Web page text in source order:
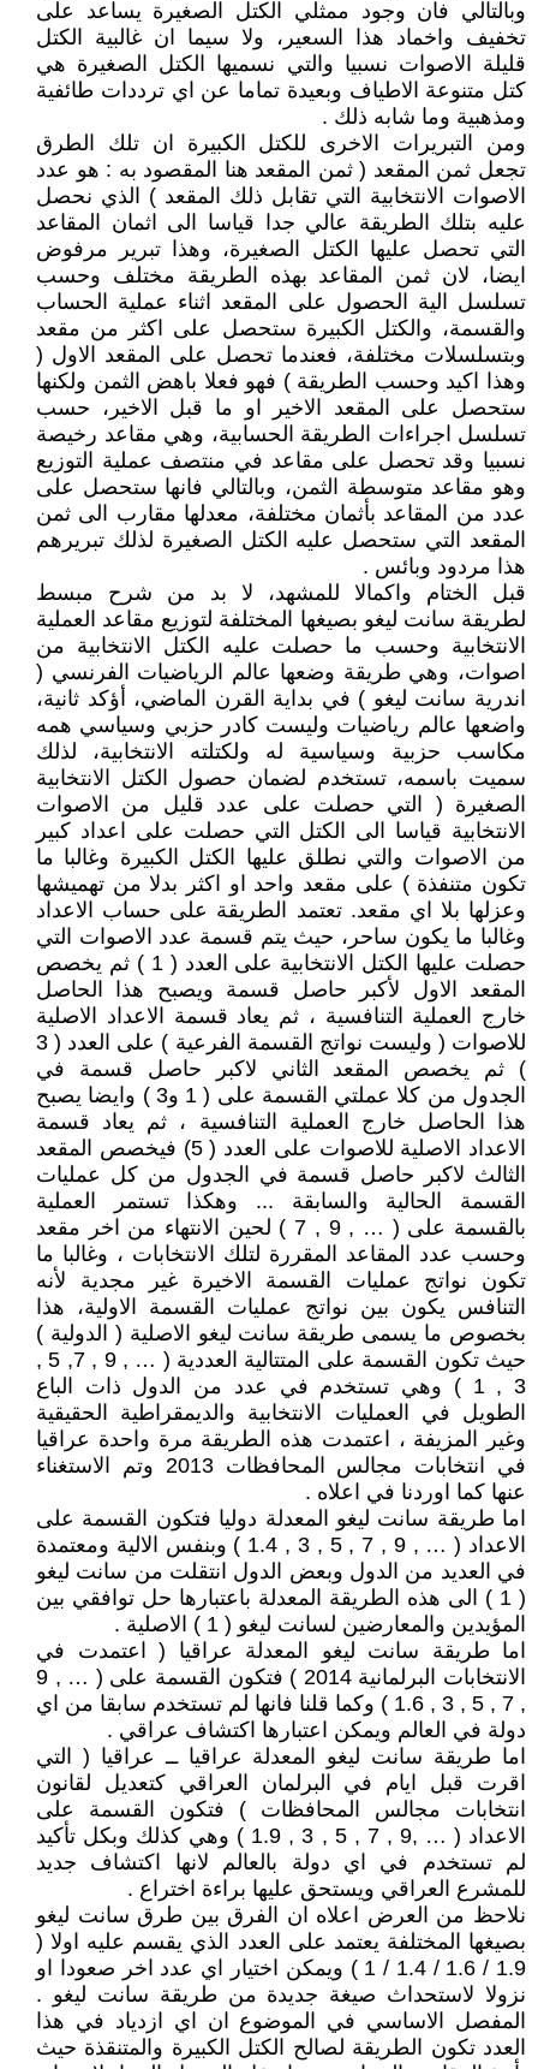
وبالتالي فان وجود ممثلي الكتل الصغيرة يساعد على
تخفيف واخماد هذا السعير، ولا سيما ان غالبية الكتل
قليلة الاصوات نسبيا والتي نسميها الكتل الصغيرة هي
كتل متنوعة الاطياف وبعيدة تماما عن اي ترددات طائفية
ومذهبية وما شابه ذلك .
ومن التبريرات الاخرى للكتل الكبيرة ان تلك الطرق
تجعل ثمن المقعد ( ثمن المقعد هنا المقصود به : هو عدد
الاصوات الانتخابية التي تقابل ذلك المقعد ) الذي نحصل
عليه بتلك الطريقة عالي جدا قياسا الى اثمان المقاعد
التي تحصل عليها الكتل الصغيرة، وهذا تبرير مرفوض
ايضا، لان ثمن المقاعد بهذه الطريقة مختلف وحسب
تسلسل الية الحصول على المقعد اثناء عملية الحساب
والقسمة، والكتل الكبيرة ستحصل على اكثر من مقعد
وبتسلسلات مختلفة، فعندما تحصل على المقعد الاول (
وهذا اكيد وحسب الطريقة ) فهو فعلا باهض الثمن ولكنها
ستحصل على المقعد الاخير او ما قبل الاخير، حسب
تسلسل اجراءات الطريقة الحسابية، وهي مقاعد رخيصة
نسبيا وقد تحصل على مقاعد في منتصف عملية التوزيع
وهو مقاعد متوسطة الثمن، وبالتالي فانها ستحصل على
عدد من المقاعد بأثمان مختلفة، معدلها مقارب الى ثمن
المقعد التي ستحصل عليه الكتل الصغيرة لذلك تبريرهم
هذا مردود وبائس .
قبل الختام واكمالا للمشهد، لا بد من شرح مبسط
لطريقة سانت ليغو بصيغها المختلفة لتوزيع مقاعد العملية
الانتخابية وحسب ما حصلت عليه الكتل الانتخابية من
اصوات، وهي طريقة وضعها عالم الرياضيات الفرنسي (
اندرية سانت ليغو ) في بداية القرن الماضي، أؤكد ثانية،
واضعها عالم رياضيات وليست كادر حزبي وسياسي همه
مكاسب حزبية وسياسية له ولكتلته الانتخابية، لذلك
سميت باسمه، تستخدم لضمان حصول الكتل الانتخابية
الصغيرة ( التي حصلت على عدد قليل من الاصوات
الانتخابية قياسا الى الكتل التي حصلت على اعداد كبير
من الاصوات والتي نطلق عليها الكتل الكبيرة وغالبا ما
تكون متنفذة ) على مقعد واحد او اكثر بدلا من تهميشها
وعزلها بلا اي مقعد. تعتمد الطريقة على حساب الاعداد
وغالبا ما يكون ساحر، حيث يتم قسمة عدد الاصوات التي
حصلت عليها الكتل الانتخابية على العدد ( 1 ) ثم يخصص
المقعد الاول لأكبر حاصل قسمة ويصبح هذا الحاصل
خارج العملية التنافسية ، ثم يعاد قسمة الاعداد الاصلية
للاصوات ( وليست نواتج القسمة الفرعية ) على العدد ( 3
) ثم يخصص المقعد الثاني لاكبر حاصل قسمة في
الجدول من كلا عملتي القسمة على ( 1 و3 ) وايضا يصبح
هذا الحاصل خارج العملية التنافسية ، ثم يعاد قسمة
الاعداد الاصلية للاصوات على العدد ( 5) فيخصص المقعد
الثالث لاكبر حاصل قسمة في الجدول من كل عمليات
القسمة الحالية والسابقة ... وهكذا تستمر العملية
بالقسمة على ( … , 9 , 7 ) لحين الانتهاء من اخر مقعد
وحسب عدد المقاعد المقررة لتلك الانتخابات ، وغالبا ما
تكون نواتج عمليات القسمة الاخيرة غير مجدية لأنه
التنافس يكون بين نواتج عمليات القسمة الاولية، هذا
بخصوص ما يسمى طريقة سانت ليغو الاصلية ( الدولية )
حيث تكون القسمة على المتتالية العددية ( … , 9 , 7, 5 ,
3 , 1 ) وهي تستخدم في عدد من الدول ذات الباع
الطويل في العمليات الانتخابية والديمقراطية الحقيقية
وغير المزيفة ، اعتمدت هذه الطريقة مرة واحدة عراقيا
في انتخابات مجالس المحافظات 2013 وتم الاستغناء
عنها كما اوردنا في اعلاه .
اما طريقة سانت ليغو المعدلة دوليا فتكون القسمة على
الاعداد ( … , 9 , 7 , 5 , 3 , 1.4 ) وبنفس الالية ومعتمدة
في العديد من الدول وبعض الدول انتقلت من سانت ليغو
( 1 ) الى هذه الطريقة المعدلة باعتبارها حل توافقي بين
المؤيدين والمعارضين لسانت ليغو ( 1 ) الاصلية .
اما طريقة سانت ليغو المعدلة عراقيا ( اعتمدت في
الانتخابات البرلمانية 2014 ) فتكون القسمة على ( … , 9
, 7 , 5 , 3 , 1.6 ) وكما قلنا فانها لم تستخدم سابقا من اي
دولة في العالم ويمكن اعتبارها اكتشاف عراقي .
اما طريقة سانت ليغو المعدلة عراقيا ــ عراقيا ( التي
اقرت قبل ايام في البرلمان العراقي كتعديل لقانون
انتخابات مجالس المحافظات ) فتكون القسمة على
الاعداد ( … ,9 , 7 , 5 , 3 , 1.9 ) وهي كذلك وبكل تأكيد
لم تستخدم في اي دولة بالعالم لانها اكتشاف جديد
للمشرع العراقي ويستحق عليها براءة اختراع .
نلاحظ من العرض اعلاه ان الفرق بين طرق سانت ليغو
بصيغها المختلفة يعتمد على العدد الذي يقسم عليه اولا (
1.9 / 1.6 / 1.4 / 1 ) ويمكن اختيار اي عدد اخر صعودا او
نزولا لاستحداث صيغة جديدة من طريقة سانت ليغو .
المفصل الاساسي في الموضوع ان اي ازدياد في هذا
العدد تكون الطريقة لصالح الكتل الكبيرة والمتنقذة حيث